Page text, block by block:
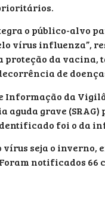
o público-alvo
vírus influenza”,
proteção da vacina,
de
Informação da
grave
foi o da
seja o
notificados 66